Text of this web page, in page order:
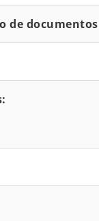
de